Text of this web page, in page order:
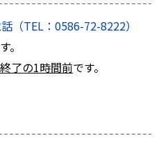
（TEL：0586-72-8222）
。
了の1時間前です。